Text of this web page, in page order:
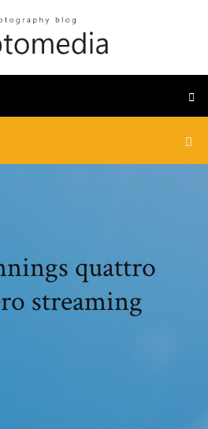
quattro
streaming